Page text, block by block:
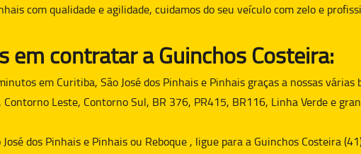
com qualidade e agilidade, cuidamos do seu veículo com zelo e
em contratar a Guinchos Costeira:
em Curitiba, São José dos Pinhais e Pinhais graças a nossas
Leste, Contorno Sul, BR 376, PR415, BR116, Linha Verde e
dos Pinhais e Pinhais ou Reboque , ligue para a Guinchos Costeira